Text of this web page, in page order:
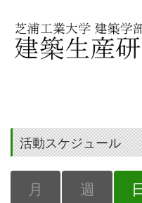
活動スケジュール
月 週